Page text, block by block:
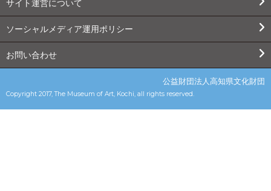
サイト運営について
ソーシャルメディア運用ポリシー
お問い合わせ
Copyright 2017, The Museum of Art, Kochi, all rights reserved.
公益財団法人高知県文化財団